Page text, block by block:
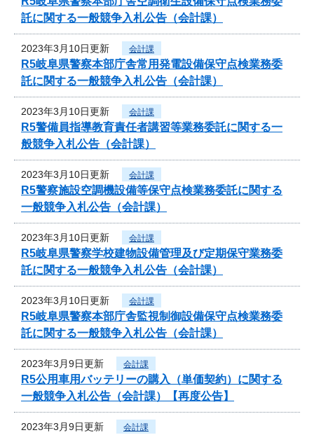
託に関する一般競争入札公告（会計課）
2023年3月10日更新 会計課
R5岐阜県警察本部庁舎常用発電設備保守点検業務委
託に関する一般競争入札公告（会計課）
2023年3月10日更新 会計課
R5警備員指導教育責任者講習等業務委託に関する一
般競争入札公告（会計課）
2023年3月10日更新 会計課
R5警察施設空調機設備等保守点検業務委託に関する
一般競争入札公告（会計課）
2023年3月10日更新 会計課
R5岐阜県警察学校建物設備管理及び定期保守業務委
託に関する一般競争入札公告（会計課）
2023年3月10日更新 会計課
R5岐阜県警察本部庁舎監視制御設備保守点検業務委
託に関する一般競争入札公告（会計課）
2023年3月9日更新 会計課
R5公用車用バッテリーの購入（単価契約）に関する
一般競争入札公告（会計課）【再度公告】
2023年3月9日更新 会計課